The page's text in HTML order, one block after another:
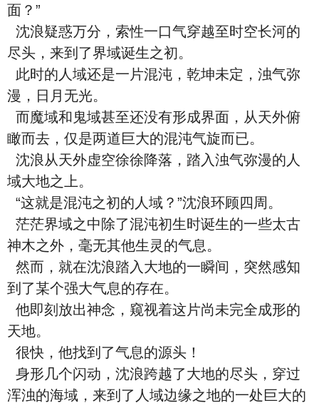
面？”
沈浪疑惑万分，索性一口气穿越至时空长河的
尽头，来到了界域诞生之初。
此时的人域还是一片混沌，乾坤未定，浊气弥
漫，日月无光。
而魔域和鬼域甚至还没有形成界面，从天外俯
瞰而去，仅是两道巨大的混沌气旋而已。
沈浪从天外虚空徐徐降落，踏入浊气弥漫的人
域大地之上。
“这就是混沌之初的人域？”沈浪环顾四周。
茫茫界域之中除了混沌初生时诞生的一些太古
神木之外，毫无其他生灵的气息。
然而，就在沈浪踏入大地的一瞬间，突然感知
到了某个强大气息的存在。
他即刻放出神念，窥视着这片尚未完全成形的
天地。
很快，他找到了气息的源头！
身形几个闪动，沈浪跨越了大地的尽头，穿过
浑浊的海域，来到了人域边缘之地的一处巨大的